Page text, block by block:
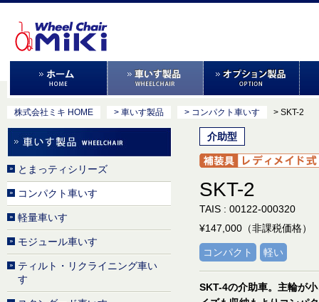
株式会社ミキ HOME > 車いす製品 > コンパクト車いす > SKT-2
介助型
SKT-2
TAIS : 00122-000320
¥147,000（非課税価格）
コンパクト 軽い
SKT-4の介助車。主輪が
とまっティシリーズ
コンパクト車いす
軽量車いす
モジュール車いす
ティルト・リクライニング車い
す